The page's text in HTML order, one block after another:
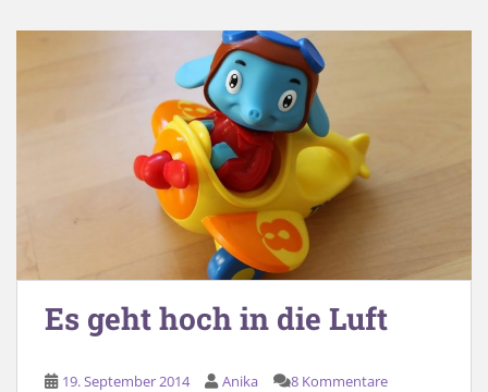
Es geht hoch in die Luft
19. September 2014 Anika 8 Kommentare